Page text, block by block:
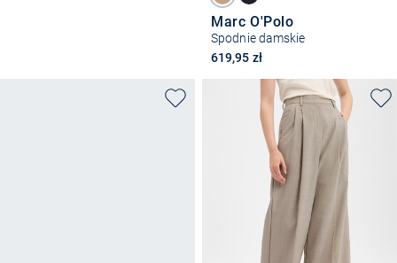
Marc O'Polo
Spodnie damskie
619,95 zł